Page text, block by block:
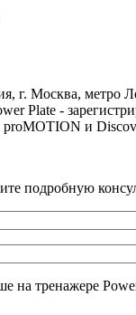
г. Москва,
Plate -
и
подробную
на тренажере